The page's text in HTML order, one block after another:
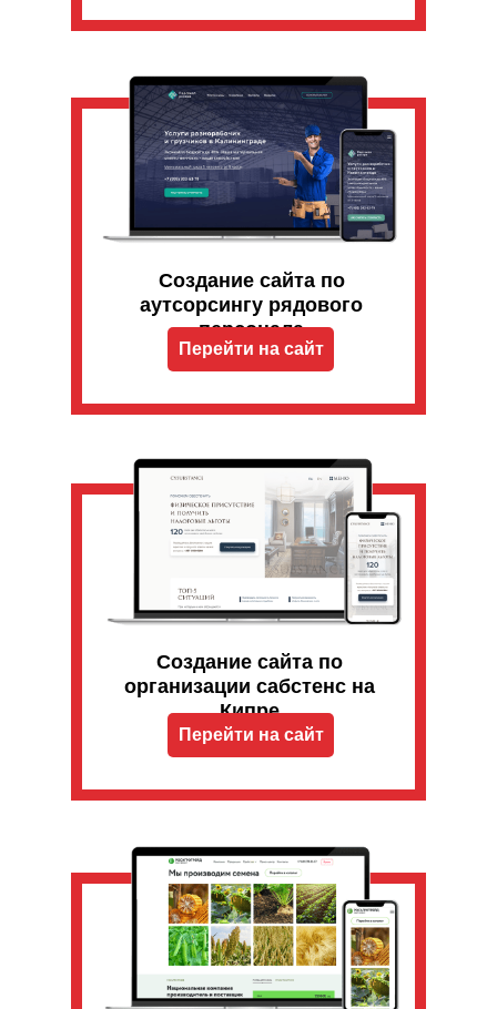
Создание сайта по
аутсорсингу рядового
персонала
Перейти на сайт
Создание сайта по
организации сабстенс на
Кипре
Перейти на сайт